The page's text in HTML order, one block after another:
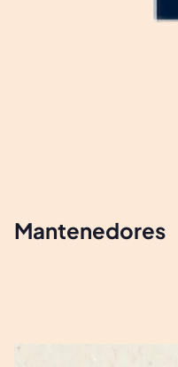
Mantenedores